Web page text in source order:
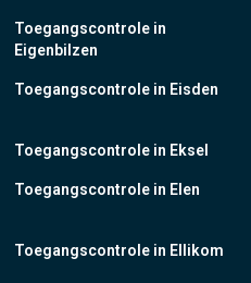
Toegangscontrole in
Eigenbilzen
Toegangscontrole in Eisden
Toegangscontrole in Eksel
Toegangscontrole in Elen
Toegangscontrole in Ellikom